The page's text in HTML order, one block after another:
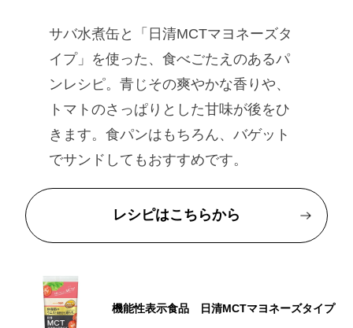
サバ水煮缶と「日清MCTマヨネーズタ
イプ」を使った、食べごたえのあるパ
ンレシピ。青じその爽やかな香りや、
トマトのさっぱりとした甘味が後をひ
きます。食パンはもちろん、バゲット
でサンドしてもおすすめです。
レシピはこちらから
機能性表示食品 日清MCTマヨネーズタイプ